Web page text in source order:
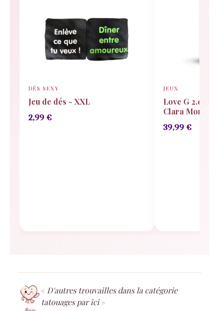
DÉS SEXY
Jeu de dés - XXL
2,99€
JEUX
Love G 2.0
Clara
39,99€
D'autres trouvailles dans la catégorie
tatouages par ici